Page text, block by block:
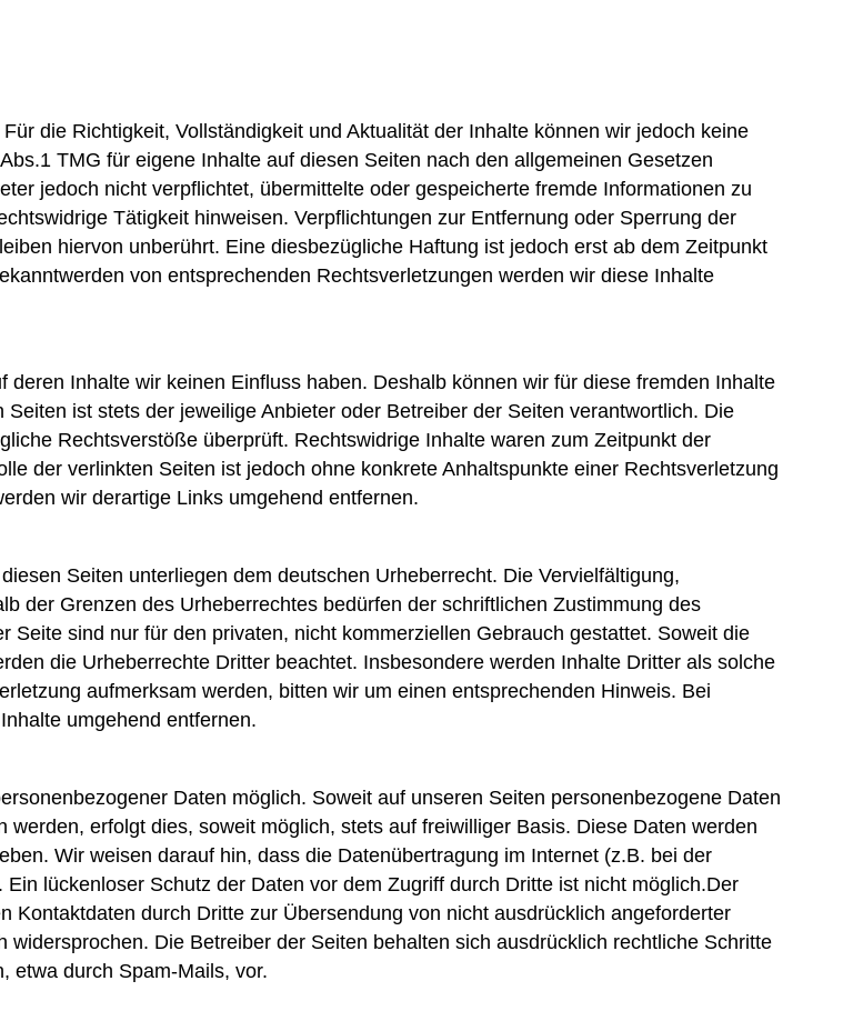
die Richtigkeit, Vollständigkeit und Aktualität der Inhalte können wir jedoch keine
TMG für eigene Inhalte auf diesen Seiten nach den allgemeinen Gesetzen
jedoch nicht verpflichtet, übermittelte oder gespeicherte fremde Informationen zu
Tätigkeit hinweisen. Verpflichtungen zur Entfernung oder Sperrung der
hiervon unberührt. Eine diesbezügliche Haftung ist jedoch erst ab dem Zeitpunkt
von entsprechenden Rechtsverletzungen werden wir diese Inhalte
Inhalte wir keinen Einfluss haben. Deshalb können wir für diese fremden Inhalte
ist stets der jeweilige Anbieter oder Betreiber der Seiten verantwortlich. Die
Rechtsverstöße überprüft. Rechtswidrige Inhalte waren zum Zeitpunkt der
der verlinkten Seiten ist jedoch ohne konkrete Anhaltspunkte einer Rechtsverletzung
wir derartige Links umgehend entfernen.
Seiten unterliegen dem deutschen Urheberrecht. Die Vervielfältigung,
der Grenzen des Urheberrechtes bedürfen der schriftlichen Zustimmung des
Seite sind nur für den privaten, nicht kommerziellen Gebrauch gestattet. Soweit die
die Urheberrechte Dritter beachtet. Insbesondere werden Inhalte Dritter als solche
aufmerksam werden, bitten wir um einen entsprechenden Hinweis. Bei
umgehend entfernen.
Daten möglich. Soweit auf unseren Seiten personenbezogene Daten
erfolgt dies, soweit möglich, stets auf freiwilliger Basis. Diese Daten werden
Wir weisen darauf hin, dass die Datenübertragung im Internet (z.B. bei der
lückenloser Schutz der Daten vor dem Zugriff durch Dritte ist nicht möglich.Der
Kontaktdaten durch Dritte zur Übersendung von nicht ausdrücklich angeforderter
Die Betreiber der Seiten behalten sich ausdrücklich rechtliche Schritte
etwa durch Spam-Mails, vor.